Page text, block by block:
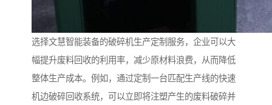
选择文慧智能装备的破碎机生产定制服务，企业可以大
幅提升废料回收的利用率，减少原材料浪费，从而降低
整体生产成本。例如，通过定制一台匹配生产线的快速
机边破碎回收系统，可以立即将注塑产生的废料破碎并